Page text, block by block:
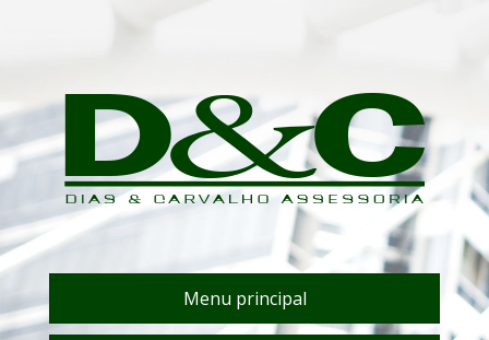
Menu principal